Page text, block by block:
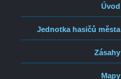
Úvod
Jednotka hasičů města
Zásahy
Mapy